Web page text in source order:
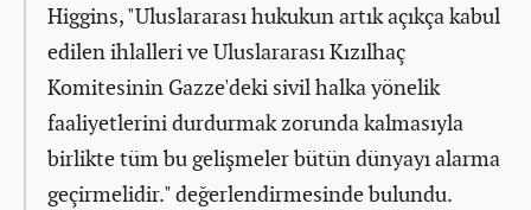
Higgins, "Uluslararası hukukun artık açıkça kabul
edilen ihlalleri ve Uluslararası Kızılhaç
Komitesinin Gazze'deki sivil halka yönelik
faaliyetlerini durdurmak zorunda kalmasıyla
birlikte tüm bu gelişmeler bütün dünyayı alarma
geçirmelidir." değerlendirmesinde bulundu.